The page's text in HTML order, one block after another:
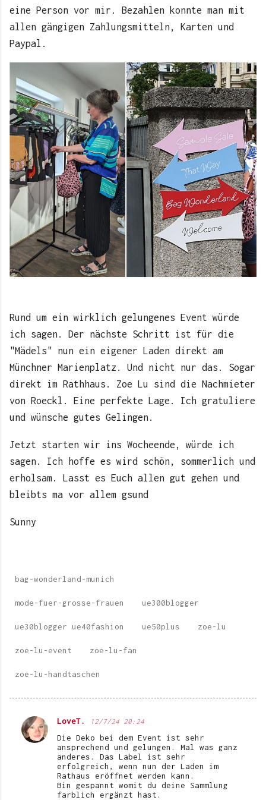
eine Person vor mir. Bezahlen konnte man mit
allen gängigen Zahlungsmitteln, Karten und
Paypal.
Rund um ein wirklich gelungenes Event würde
ich sagen. Der nächste Schritt ist für die
"Mädels" nun ein eigener Laden direkt am
Münchner Marienplatz. Und nicht nur das. Sogar
direkt im Rathhaus. Zoe Lu sind die Nachmieter
von Roeckl. Eine perfekte Lage. Ich gratuliere
und wünsche gutes Gelingen.
Jetzt starten wir ins Wocheende, würde ich
sagen. Ich hoffe es wird schön, sommerlich und
erholsam. Lasst es Euch allen gut gehen und
bleibts ma vor allem gsund
Sunny
bag-wonderland-munich
mode-fuer-grosse-frauen ue300blogger
ue30blogger ue40fashion ue50plus zoe-lu
zoe-lu-event zoe-lu-fan
zoe-lu-handtaschen
K
LoveT. 12/7/24 20:24
Die Deko bei dem Event ist sehr
ansprechend und gelungen. Mal was ganz
anderes. Das Label ist sehr
erfolgreich, wenn nun der Laden im
Rathaus eröffnet werden kann.
Bin gespannt womit du deine Sammlung
farblich ergänzt hast.